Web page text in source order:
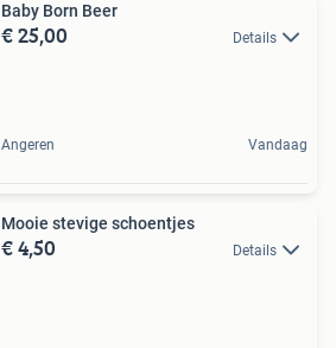
Baby Born Beer
€ 25,00 Details
Angeren Vandaag
Mooie stevige schoentjes
€ 4,50 Details